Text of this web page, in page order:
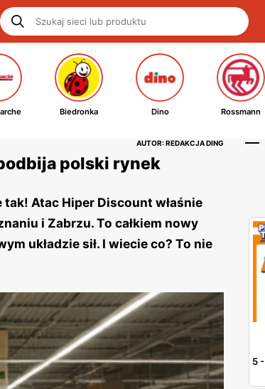
Biedronka Dino Rossmann
AUTOR: REDAKCJA DING
polski rynek
Atac Hiper Discount właśnie
i Zabrzu. To całkiem nowy
układzie sił. I wiecie co? To nie
5-